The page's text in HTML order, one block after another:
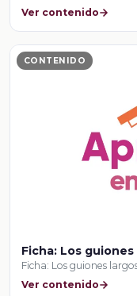
Ver contenido
CONTENIDO
Ficha: Los
Ficha: Los guiones
Ver contenido